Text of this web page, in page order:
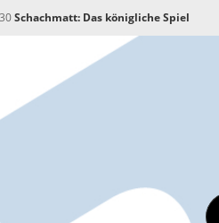
Schachmatt: Das königliche Spiel